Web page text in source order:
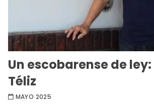
Un escobarense de
Téliz
MAYO 2025